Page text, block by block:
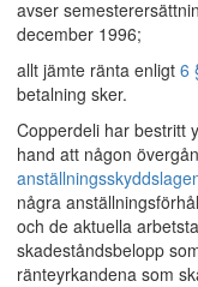
avser
december 1996;
allt jämte ränta enligt 6
betalning sker.
Copperdeli har bestritt
hand att någon
några
och de aktuella
skadeståndsbelopp
ränteyrkandena som